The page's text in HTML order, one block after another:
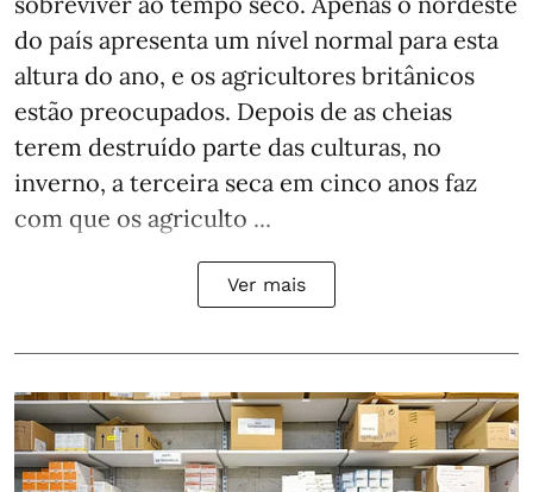
do país apresenta um nível normal para esta
altura do ano, e os agricultores britânicos
estão preocupados. Depois de as cheias
terem destruído parte das culturas, no
inverno, a terceira seca em cinco anos faz
com que os agriculto ...
Ver mais